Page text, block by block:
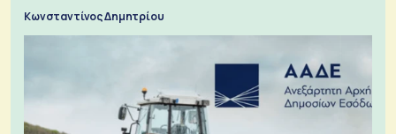
Κωνσταντίνος Δημητρίου